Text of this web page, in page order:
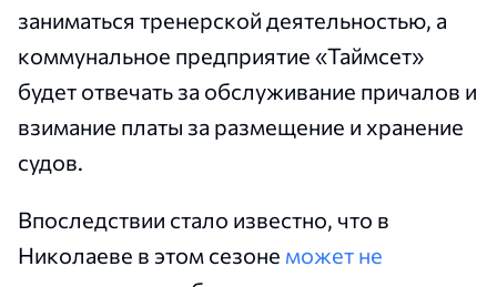
заниматься тренерской деятельностью, а
коммунальное предприятие «Таймсет»
будет отвечать за обслуживание причалов и
взимание платы за размещение и хранение
судов.
Впоследствии стало известно, что в
Николаеве в этом сезоне может не